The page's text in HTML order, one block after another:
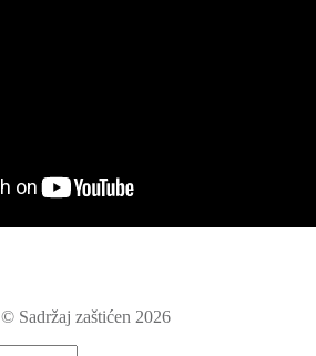
© Sadržaj zaštićen 2026